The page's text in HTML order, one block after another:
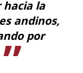
la
andinos,
por